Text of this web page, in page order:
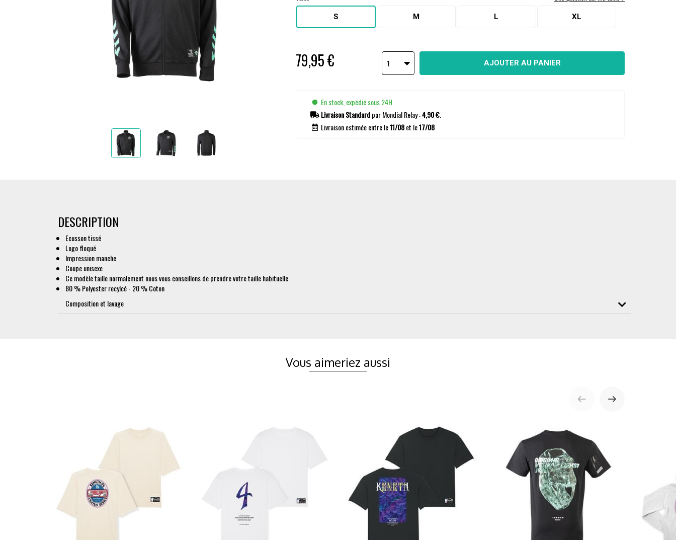
S M L XL
79,95 € 1 AJOUTER AU PANIER
En stock, expédié sous 24H
Livraison Standardpar Mondial Relay :4,90 €
Livraison estimée entre le11/08et le17/08
DESCRIPTION
Ecusson tissé
Logo floqué
Impression manche
Coupe unisexe
Ce modèle taille normalement nous vous conseillons de prendre votre taille habituelle
80 % Polyester recylcé - 20 % Coton
Composition et lavage
Vous aimeriez aussi
RESTEZ INFORMÉ DE NOS BONS PLANS ET NOUVEAUTÉS ENVOYER
A PROPOS DE MISTER V NOS CATÉGORIES AIDE & CONTACTS